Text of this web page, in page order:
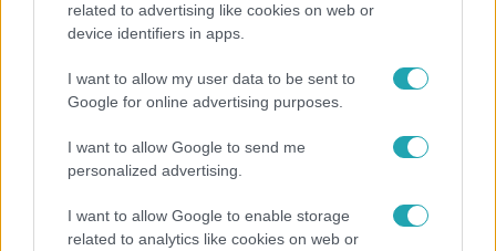
related to advertising like cookies on web or
device identifiers in apps.
I want to allow my user data to be sent to
Google for online advertising purposes.
I want to allow Google to send me
personalized advertising.
I want to allow Google to enable storage
related to analytics like cookies on web or